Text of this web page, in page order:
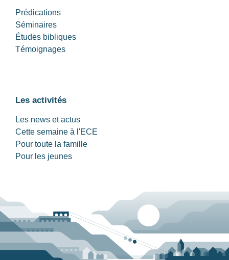
Prédications
Séminaires
Études bibliques
Témoignages
Les activités
Les news et actus
Cette semaine à l'ECE
Pour toute la famille
Pour les jeunes